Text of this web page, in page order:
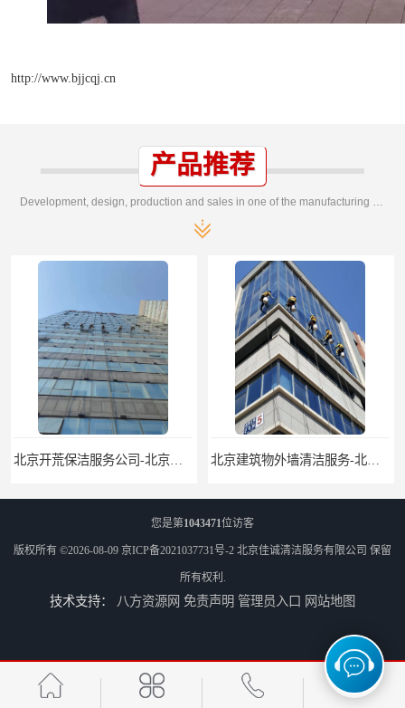
http://www.bjjcqj.cn
产品推荐
北京外墙清洗服务-北京开荒保洁亮化服务-北京物业清洁服务
您是第1043471位访客
版权所有 ©2026-08-09 京ICP备2021037731号-2 北京佳诚清洁服务有限公司 保留
所有权利.
技术支持： 八方资源网 免责声明 管理员入口 网站地图